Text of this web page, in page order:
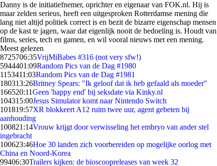
Danny is de initiatiefnemer, oprichter en eigenaar van FOK.nl. Hij is
maar zelden serieus, heeft een uitgesproken Rotterdamse mening die
lang niet altijd politiek correct is en bezit de bizarre eigenschap mensen
op de kast te jagen, waar dat eigenlijk nooit de bedoeling is. Houdt van
films, series, tech en gamen, en wil vooral nieuws met een mening.
Meest gelezen
8725706:35VrijMiBabes #316 (not very sfw!)
5944401:09Random Pics van de Dag #1980
1153411:03Random Pics van de Dag #1981
180313:26Britney Spears: "Ik geloof dat ik heb gefaald als moeder"
166520:11Geen 'happy end' bij seksdate via Kinky.nl
104315:00Jesus Simulator komt naar Nintendo Switch
101819:57XR blokkeert A12 ruim twee uur, agent gebeten bij
aanhouding
100821:14Vrouw krijgt door verwisseling het embryo van ander stel
ingebracht
100623:46Hoe 30 landen zich voorbereiden op mogelijke oorlog met
China en Noord-Korea
99406:30Trailers kijken: de bioscoopreleases van week 32